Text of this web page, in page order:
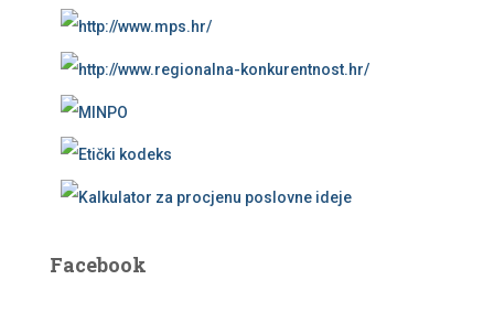
Facebook